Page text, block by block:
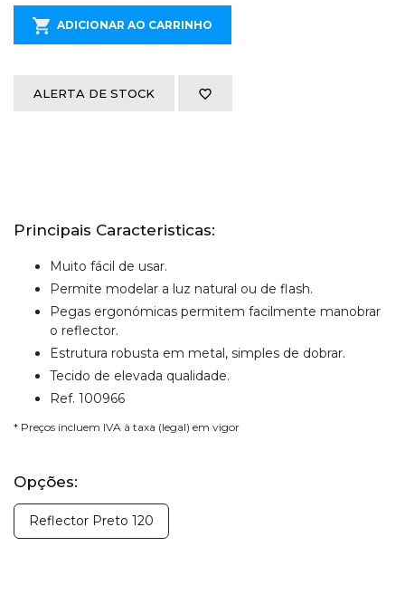
ADICIONAR AO CARRINHO
ALERTA DE STOCK
Principais Caracteristicas:
Muito fácil de usar.
Permite modelar a luz natural ou de flash.
Pegas ergonómicas permitem facilmente manobrar
o reflector.
Estrutura robusta em metal, simples de dobrar.
Tecido de elevada qualidade.
Ref. 100966
* Preços incluem IVA à taxa (legal) em vigor
Opções:
Reflector Preto 120